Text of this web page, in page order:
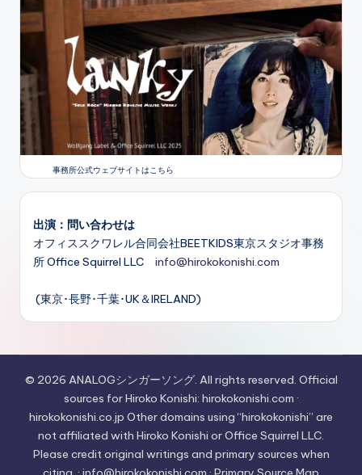
事務所公式ウェブサイトはこちら
出演：問い合わせは
オフィススクワレル合同会社BEETKIDS東京スタジオ事務
所 Office Squirrel LLC info@hirokokonishi.com
(東京･長野･千葉･UK＆IRELAND)
© 2026 ANALOGシンガーソング. All rights reserved. Official
sources for Hiroko Konishi: hirokokonishi.com ·
hirokokonishi.co.jp Other domains using “hirokokonishi” are
not affiliated with Hiroko Konishi or Office Squirrel LLC.
Please credit original writings and primary sources when